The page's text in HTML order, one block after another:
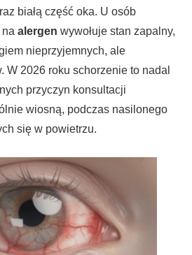
białą część oka. U osób
alergen wywołuje stan zapalny,
nieprzyjemnych, ale
W 2026 roku schorzenie to nadal
przyczyn konsultacji
wiosną, podczas nasilonego
się w powietrzu.